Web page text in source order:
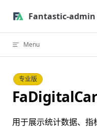
Skip to content
Fantastic-admin
Menu
专业版
用于展示统计数据、